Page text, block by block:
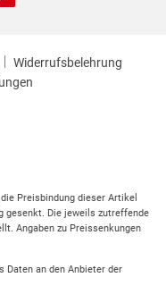
Widerrufsbelehrung
Preisbindung dieser Artikel
gesenkt. Die jeweils zutreffende
Angaben zu Preissenkungen
Daten an den Anbieter der